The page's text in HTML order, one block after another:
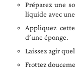
Préparez une
liquide avec
Appliquez
d’une éponge.
Laissez agir
Frottez